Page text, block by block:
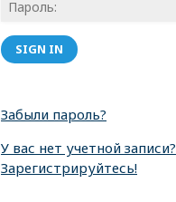
SIGN IN
Забыли пароль?
У вас нет учетной записи?
Зарегистрируйтесь!